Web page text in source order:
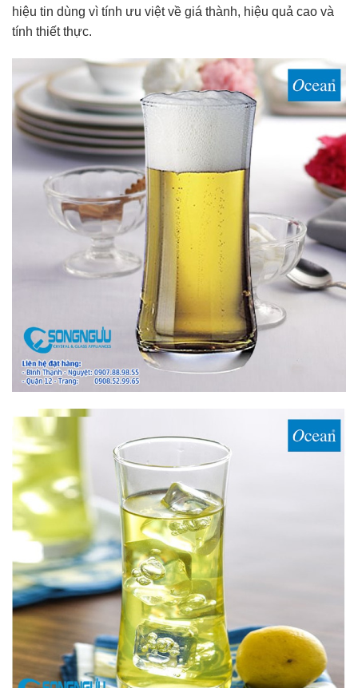
hiệu tin dùng vì tính ưu việt về giá thành, hiệu quả cao và
tính thiết thực.